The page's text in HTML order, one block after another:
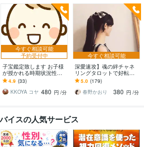
今すぐ相談可能
予約受付中
子宝鑑定致します お子様
が授かれる時期状況性別
など詳しく鑑定していき
ます
4.9 (33)
KKOYA コヤ 480 円 /分
今すぐ相談可能
深愛速攻】魂の絆チャネ
リングタロットで好転さ
せます 既読スルー・ブロ
ック・復縁・不倫・親
子・お金・毒親・片想い
5.0 (179)
春野かおり
380 円 /分
イスの人気サービス